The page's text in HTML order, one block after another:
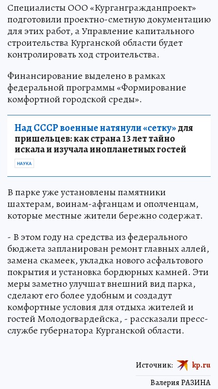
Специалисты ООО «Кургангражданпроект»
подготовили проектно-сметную документацию
для этих работ, а Управление капитального
строительства Курганской области будет
контролировать ход строительства.
Финансирование выделено в рамках
федеральной программы «Формирование
комфортной городской среды».
Над СССР военные натянули «сетку»для
пришельцев: как страна 13 лет тайно
искала и изучала инопланетных гостей
НАУКА
В парке уже установлены памятники
шахтерам, воинам-афганцам и ополченцам,
которые местные жители бережно содержат.
- В этом году на средства из федерального
бюджета запланирован ремонт главных аллей,
замена скамеек, укладка нового асфальтового
покрытия и установка бордюрных камней. Эти
меры заметно улучшат внешний вид парка,
сделают его более удобным и создадут
комфортные условия для отдыха жителей и
гостей Молодогвардейска, - рассказали пресс-
службе губернатора Курганской области.
Валерия РАЗИНА
Источник: kp.ru